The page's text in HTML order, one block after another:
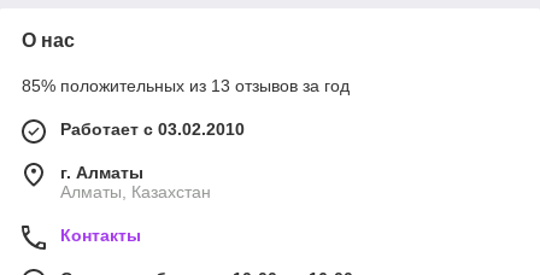
О нас
85% положительных из 13 отзывов за год
Работает с 03.02.2010
г. Алматы
Алматы, Казахстан
Контакты